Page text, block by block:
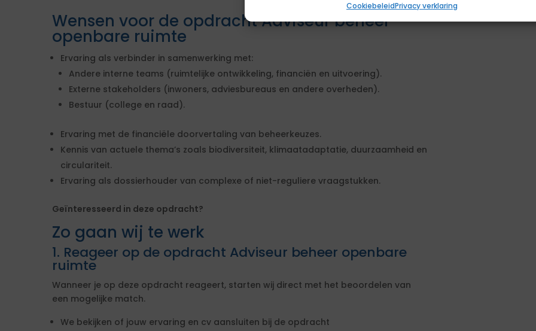
CookiebeleidPrivacy verklaring
Wensen voor de opdracht Adviseur beheer
openbare ruimte
Ervaring als verbinder in samenwerking met:
Andere interne teams (ruimtelijke ontwikkeling, financiën en uitvoering).
Externe stakeholders (inwoners, adviesbureaus en andere overheden).
Bestuur (college en raad).
Ervaring met de financiële doorvertaling van beheerkeuzes.
Kennis van actuele thema’s zoals biodiversiteit, klimaatadaptatie, duurzaamheid en
circulariteit.
Ervaring als dossierhouder van complexe of niet-reguliere vraagstukken.
Geïnteresseerd in deze opdracht?
Zo gaan wij te werk
1. Reageer op de opdracht Adviseur beheer openbare
ruimte
Wanneer je op deze opdracht reageert, starten wij direct met het beoordelen van
een mogelijke match.
We bekijken of jouw ervaring en cv aansluiten bij de opdracht